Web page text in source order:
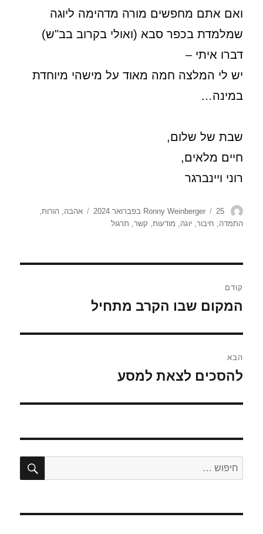
ואם אתם מחפשים מורה מדהימה ליוגה
שמלמדת בכפר סבא (ואולי בקרוב בב"ש)
דברו איתי –
יש לי המלצה חמה מאוד על מישהי מיוחדת
במינה…
שבת של שלום,
חיים מלאים,
רוני ויינברגר
מחבר Ronny Weinberger
פורסם
בתאריך
25 בפברואר 2024 תגיות
אהבה,הורות,
התמדה, חיבור,יוגה, מודעות, קשר, תרגול
קודם
הפוסט
המקום שבו הקרב מתחיל
הבא
הפוסט
להסכים לצאת למסע
חפש: